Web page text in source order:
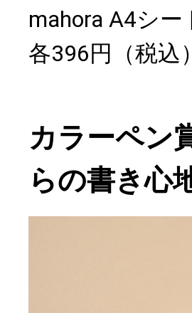
mahora A4シー
各396円（税込）
カラーペン
らの書き心